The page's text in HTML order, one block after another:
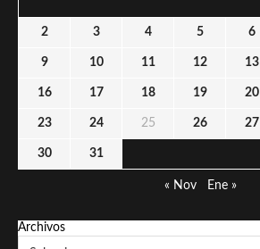
2 3 4 5 6
9 10 11 12 13
16 17 18 19 20
23 24 25 26 27
30 31
« Nov Ene »
Archivos